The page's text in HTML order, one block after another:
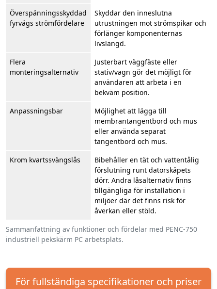
Sammanfattning av funktioner och fördelar med PENC-750
industriell pekskärm PC arbetsplats.
Överspänningsskyddad
fyrvägs strömfördelare
Skyddar den inneslutna
utrustningen mot strömspikar och
förlänger komponenternas
livslängd.
Flera
monteringsalternativ
Justerbart väggfäste eller
stativ/vagn gör det möjligt för
användaren att arbeta i en
bekväm position.
Anpassningsbar
Möjlighet att lägga till
membrantangentbord och mus
eller använda separat
tangentbord och mus.
Krom kvartssvängslås
Bibehåller en tät och vattentålig
förslutning runt datorskåpets
dörr. Andra låsalternativ finns
tillgängliga för installation i
miljöer där det finns risk för
åverkan eller stöld.
För fullständiga specifikationer och priser